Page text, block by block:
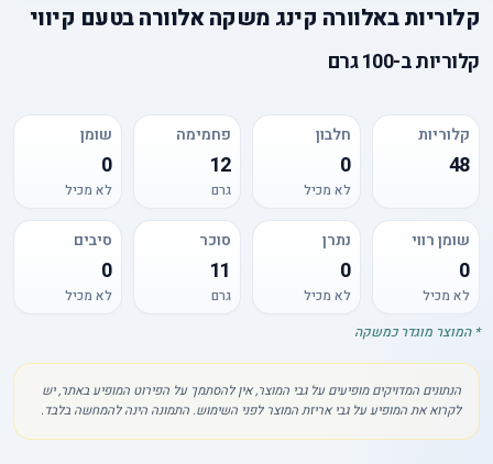
קלוריותבאלוורה קינג משקה אלוורה בטעם קיווי
קלוריותב-100 גרם
קלוריות
48
חלבון
0
לא מכיל
פחמימה
12
גרם
שומן
0
לא מכיל
שומן רווי
0
לא מכיל
נתרן
0
לא מכיל
סוכר
11
גרם
סיבים
0
לא מכיל
* המוצר מוגדר כמשקה
הנתונים המדויקים מופיעים על גבי המוצר, אין להסתמך על הפירוט המופיע באתר, יש
לקרוא את המופיע על גבי אריזת המוצר לפני השימוש. התמונה הינה להמחשה בלבד.